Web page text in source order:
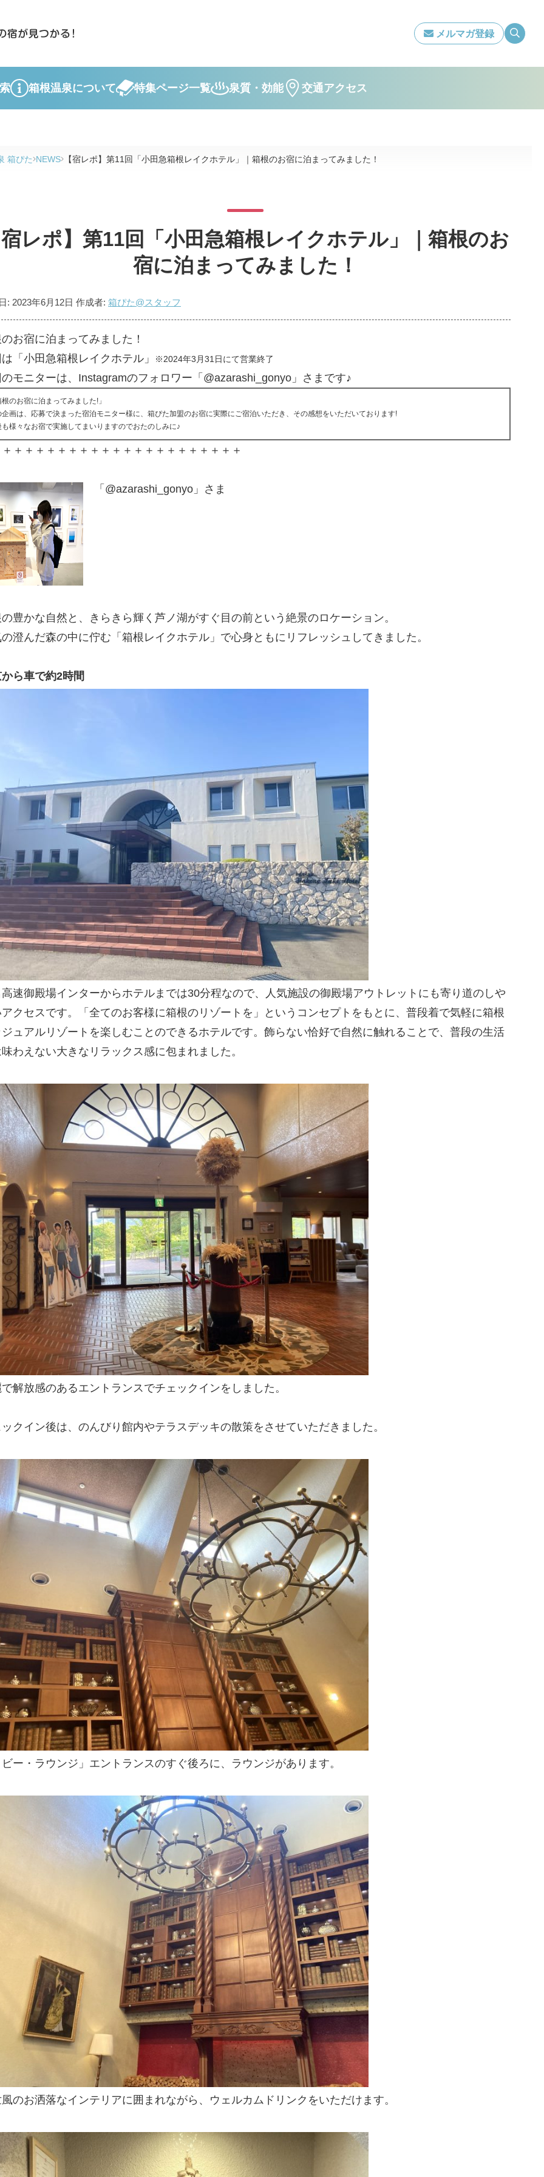
メルマガ登録
箱根温泉について 特集ページ一覧 泉質・効能 交通アクセス
箱ぴた NEWS 【宿レポ】第11回「小田急箱根レイクホテル」｜箱根のお宿に泊まってみました！
レポ】第11回「小田急箱根レイクホテル」｜箱根のお
宿に泊まってみました！
: 2023年6月12日 作成者: 箱ぴた@スタッフ
お宿に泊まってみました！
「小田急箱根レイクホテル」
※2024年3月31日にて営業終了
モニターは、Instagramのフォロワー「@azarashi_gonyo」さまです♪
のお宿に泊まってみました!」
企画は、応募で決まった宿泊モニター様に、箱ぴた加盟のお宿に実際にご宿泊いただき、その感想をいただいております!
も様々なお宿で実施してまいりますのでおたのしみに♪
＋＋＋＋＋＋＋＋＋＋＋＋＋＋＋＋＋＋＋＋＋
「@azarashi_gonyo」さま
豊かな自然と、きらきら輝く芦ノ湖がすぐ目の前という絶景のロケーション。
澄んだ森の中に佇む「箱根レイクホテル」で心身ともにリフレッシュしてきました。
ら車で約2時間
速御殿場インターからホテルまでは30分程なので、人気施設の御殿場アウトレットにも寄り道のしや
クセスです。「全てのお客様に箱根のリゾートを」というコンセプトをもとに、普段着で気軽に箱根
ュアルリゾートを楽しむことのできるホテルです。飾らない恰好で自然に触れることで、普段の生活
わえない大きなリラックス感に包まれました。
解放感のあるエントランスでチェックインをしました。
クイン後は、のんびり館内やテラスデッキの散策をさせていただきました。
ー・ラウンジ」エントランスのすぐ後ろに、ラウンジがあります。
のお洒落なインテリアに囲まれながら、ウェルカムドリンクをいただけます。